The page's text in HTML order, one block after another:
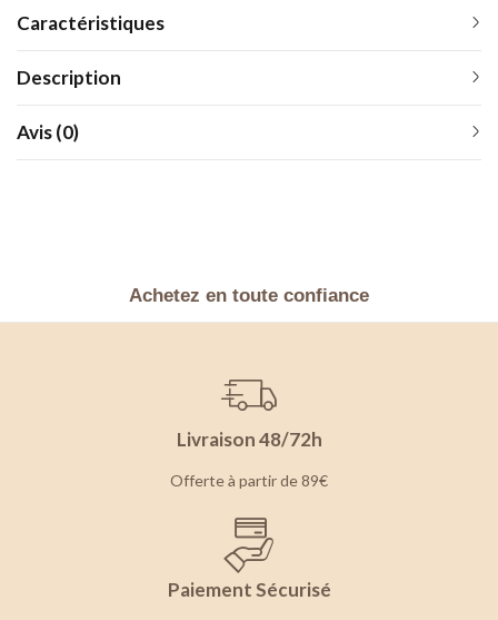
Caractéristiques
Description
Avis (0)
Achetez en toute confiance
Livraison 48/72h
Offerte à partir de 89€
Paiement Sécurisé